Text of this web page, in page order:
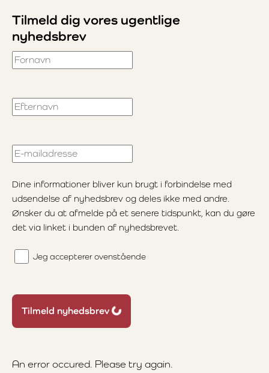
Tilmeld dig vores ugentlige
nyhedsbrev
Fornavn
Efternavn
E-mailadresse
Dine informationer bliver kun brugt i forbindelse med
udsendelse af nyhedsbrev og deles ikke med andre.
Ønsker du at afmelde på et senere tidspunkt, kan du gøre
det via linket i bunden af nyhedsbrevet.
Jeg accepterer ovenstående
Tilmeld nyhedsbrev
Loading...
An error occured. Please try again.